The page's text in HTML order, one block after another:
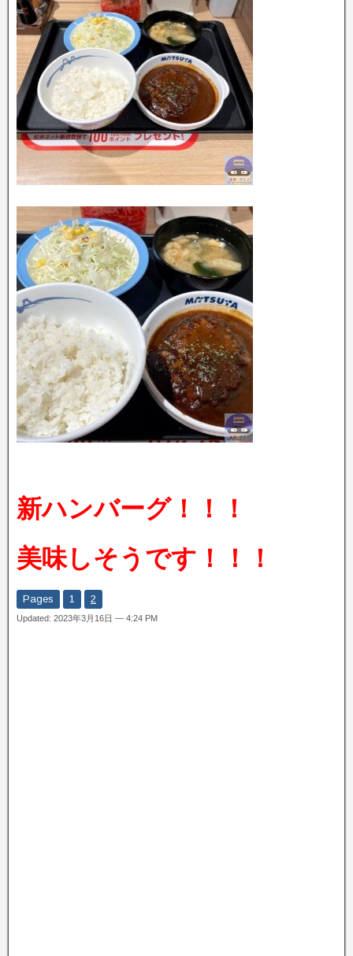
新ハンバーグ！！！
美味しそうです！！！
Pages 1 2
Updated: 2023年3月16日 — 4:24 PM